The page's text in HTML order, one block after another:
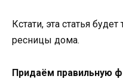
Кстати, эта статья
ресницы дома.
Придаём правильную